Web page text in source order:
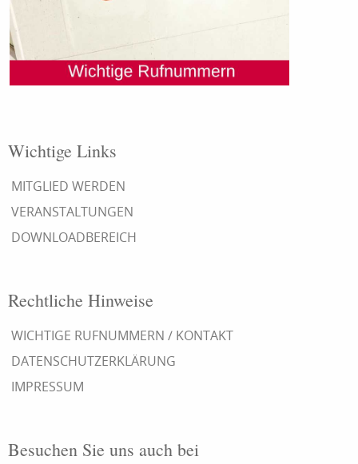
Wichtige Links
MITGLIED WERDEN
VERANSTALTUNGEN
DOWNLOADBEREICH
Rechtliche Hinweise
WICHTIGE RUFNUMMERN / KONTAKT
DATENSCHUTZERKLÄRUNG
IMPRESSUM
Besuchen Sie uns auch bei